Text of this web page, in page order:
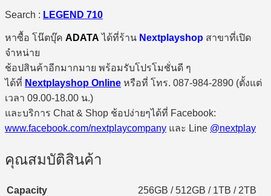
Search : LEGEND 710
หาซื้อ โน๊ตบุ๊ค ADATA ได้ที่ร้าน Nextplayshop สาขาที่เปิด
จำหน่าย
ช้อปสินค้าอีกมากมาย พร้อมรับโปรโมชั่นดี ๆ
ได้ที่ Nextplayshop Online หรือที่ โทร. 087-984-2890 (ตั้งแต่
เวลา 09.00-18.00 น.)
และบริการ Chat & Shop ช้อปง่ายๆได้ที่ Facebook:
www.facebook.com/nextplaycompany และ Line @nextplay
คุณสมบัติสินค้า
Capacity
256GB / 512GB / 1TB / 2TB